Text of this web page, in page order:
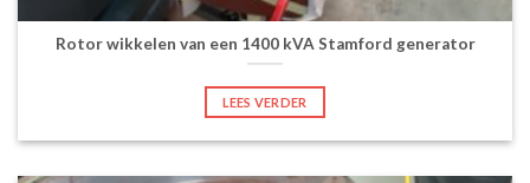
Rotor wikkelen van een 1400 kVA Stamford generator
LEES VERDER